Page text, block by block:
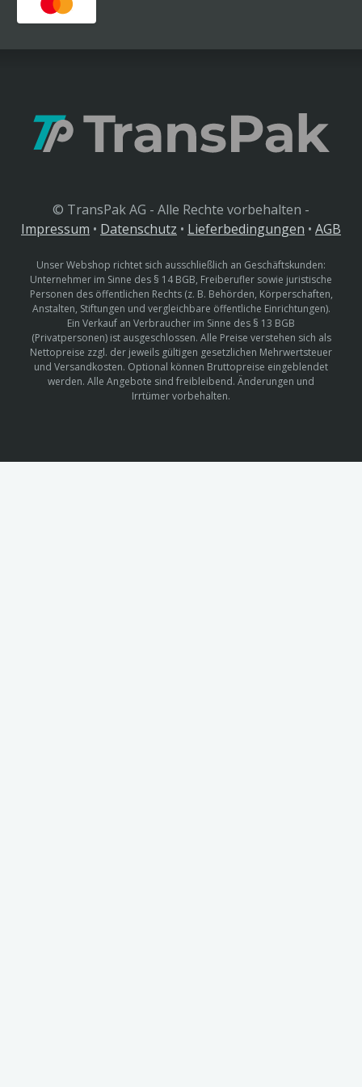
© TransPak AG - Alle Rechte vorbehalten -
Impressum • Datenschutz • Lieferbedingungen • AGB
Unser Webshop richtet sich ausschließlich an Geschäftskunden:
Unternehmer im Sinne des § 14 BGB, Freiberufler sowie juristische
Personen des öffentlichen Rechts (z. B. Behörden, Körperschaften,
Anstalten, Stiftungen und vergleichbare öffentliche Einrichtungen).
Ein Verkauf an Verbraucher im Sinne des § 13 BGB
(Privatpersonen) ist ausgeschlossen. Alle Preise verstehen sich als
Nettopreise zzgl. der jeweils gültigen gesetzlichen Mehrwertsteuer
und Versandkosten. Optional können Bruttopreise eingeblendet
werden. Alle Angebote sind freibleibend. Änderungen und
Irrtümer vorbehalten.